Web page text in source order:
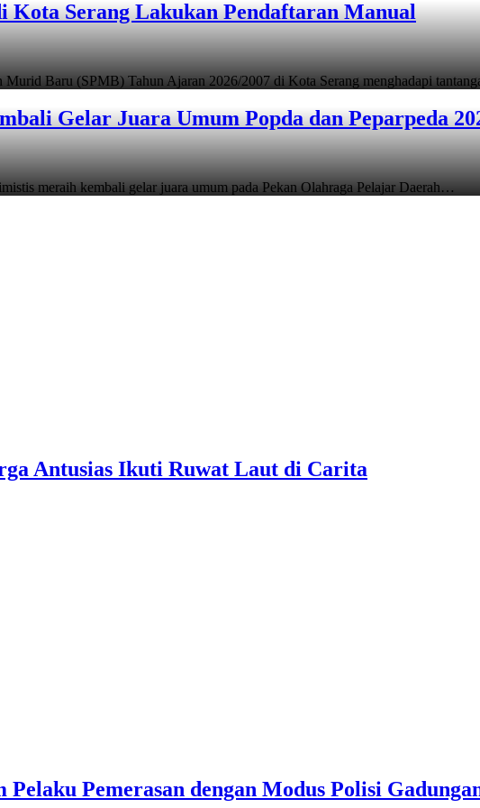
Kota Serang Lakukan Pendaftaran Manual
Murid Baru (SPMB) Tahun Ajaran 2026/2007 di Kota Serang menghadapi
Gelar Juara Umum Popda dan Peparpeda
meraih kembali gelar juara umum pada Pekan Olahraga Pelajar Daerah…
Antusias Ikuti Ruwat Laut di Carita
Pemerasan dengan Modus Polisi